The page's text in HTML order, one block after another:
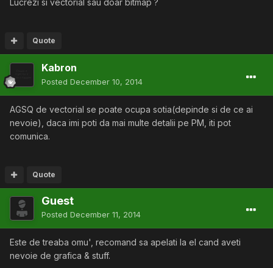
Lucrezi si vectorial sau doar bitmap ?
Quote
Kabron
Posted December 10, 2014
AGSQ de vectorial se poate ocupa sotia(depinde si de ce ai
nevoie), daca imi poti da mai multe detalii pe PM, iti pot
comunica.
Quote
Guest
Posted December 11, 2014
Este de treaba omu', recomand sa apelati la el cand aveti
nevoie de grafica & stuff.